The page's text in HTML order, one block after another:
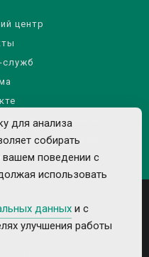
центр
служб
сайта
данных
необходимые лицензии и
для анализа
собирать
поведении с
использовать
данных и с
улучшения работы